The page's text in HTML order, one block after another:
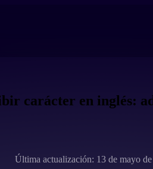
carácter en inglés:
Última actualización: 13 de mayo